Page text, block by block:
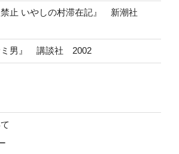
止 いやしの村滞在記』 新潮社
男』 講談社 2002